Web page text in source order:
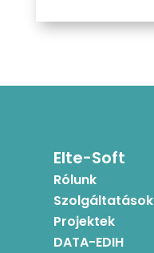
Elte-Soft
Rólunk
Szolgáltatások
Projektek
DATA-EDIH